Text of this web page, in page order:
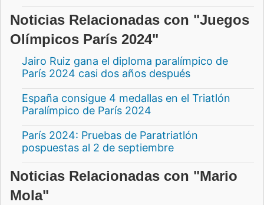
Noticias Relacionadas con "Juegos
Olímpicos París 2024"
Jairo Ruiz gana el diploma paralímpico de
París 2024 casi dos años después
España consigue 4 medallas en el Triatlón
Paralímpico de París 2024
París 2024: Pruebas de Paratriatlón
pospuestas al 2 de septiembre
Noticias Relacionadas con "Mario
Mola"